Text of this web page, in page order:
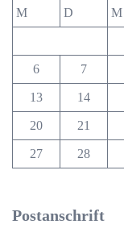
M D M
6 7
13 14
20 21
27 28
Postanschrift